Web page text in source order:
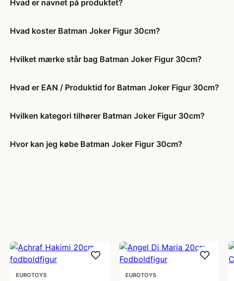
Hvad er navnet på produktet?
Hvad koster Batman Joker Figur 30cm?
Hvilket mærke står bag Batman Joker Figur 30cm?
Hvad er EAN / Produktid for Batman Joker Figur 30cm?
Hvilken kategori tilhører Batman Joker Figur 30cm?
Hvor kan jeg købe Batman Joker Figur 30cm?
EUROTOYS EUROTOYS